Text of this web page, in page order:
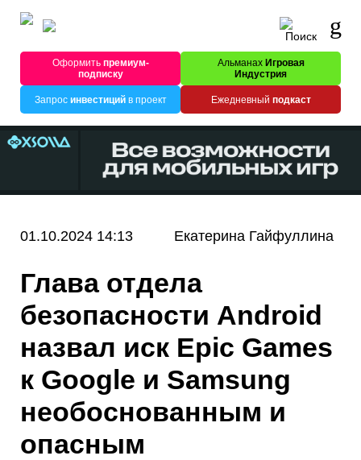
Оформитьпремиум-
подписку
Альманах Игровая
Индустрия
Запрос инвестицийв проект Ежедневный подкаст
01.10.2024 14:13 Екатерина Гайфуллина
Глава отдела
безопасности Android
назвал иск Epic Games
к Google и Samsung
необоснованным и
опасным